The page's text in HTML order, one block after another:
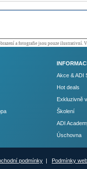
a fotografie jsou pouze ilustrativní.
Akce & ADI
Hot deals
Exkluzivně
Školení
ADI
Úschovna
podmínky | Podmínky